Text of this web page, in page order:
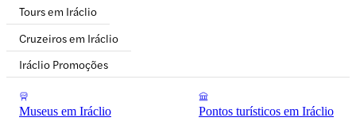
Tours em Iráclio
Cruzeiros em Iráclio
Iráclio Promoções
Museus em Iráclio
Pontos turísticos em Iráclio